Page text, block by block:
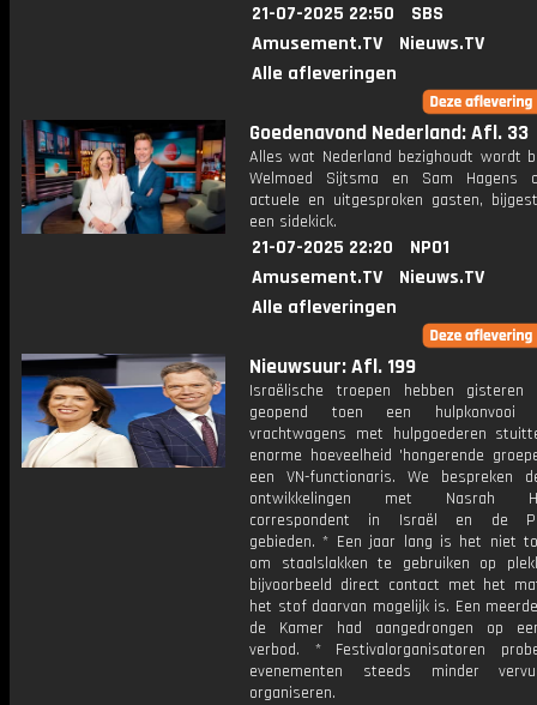
21-07-2025 22:50
SBS
Amusement.TV
Nieuws.TV
Alle afleveringen
Goedenavond Nederland: Afl. 33
Alles wat Nederland bezighoudt wordt
Welmoed Sijtsma en Sam Hagens
actuele en uitgesproken gasten,
een sidekick.
21-07-2025 22:20
NPO1
Amusement.TV
Nieuws.TV
Alle afleveringen
Nieuwsuur: Afl. 199
Israëlische troepen hebben
geopend toen een
vrachtwagens met hulpgoederen
enorme hoeveelheid 'hongerende
een VN-functionaris. We bespreken
ontwikkelingen met Nasrah
correspondent in Israël en de
gebieden. * Een jaar lang is het niet
om staalslakken te gebruiken op
bijvoorbeeld direct contact met het
het stof daarvan mogelijk is. Een
de Kamer had aangedrongen op
verbod. * Festivalorganisatoren
evenementen steeds minder
organiseren.